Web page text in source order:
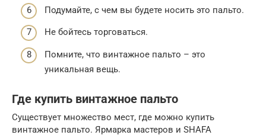
Подумайте, с чем вы будете носить это пальто.
Не бойтесь торговаться.
Помните, что винтажное пальто – это
уникальная вещь.
Где купить винтажное пальто
Существует множество мест, где можно купить
винтажное пальто. Ярмарка мастеров и SHAFA